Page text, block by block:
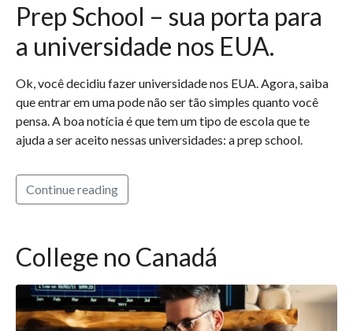
Prep School – sua porta para
a universidade nos EUA.
Ok, você decidiu fazer universidade nos EUA. Agora, saiba
que entrar em uma pode não ser tão simples quanto você
pensa. A boa notícia é que tem um tipo de escola que te
ajuda a ser aceito nessas universidades: a prep school.
Continue reading
College no Canadá